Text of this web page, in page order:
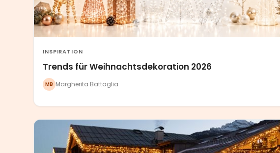
INSPIRATION
Trends für Weihnachtsdekoration 2026
MB Margherita Battaglia